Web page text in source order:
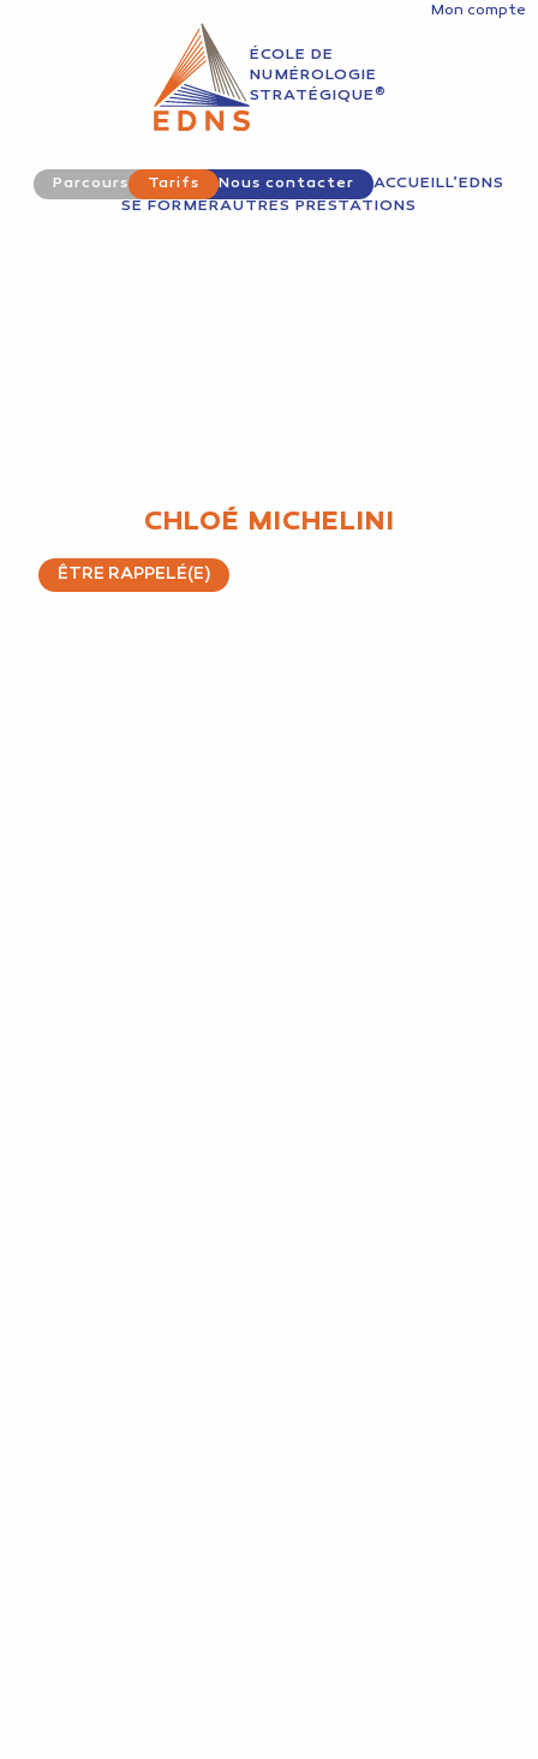
Mon compte
ÉCOLE DE
NUMÉROLOGIE
STRATÉGIQUE®
Parcours Tarifs Nous contacter ACCUEILL’EDNS
SE FORMERAUTRES PRESTATIONS
CHLOÉ MICHELINI
ÊTRE RAPPELÉ(E)